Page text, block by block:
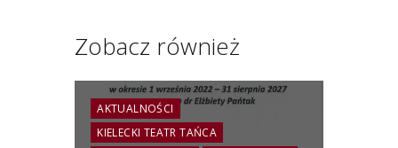
Zobacz również
AKTUALNOŚCI
KIELECKI TEATR TAŃCA